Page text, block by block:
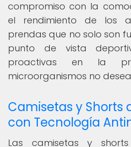
compromiso con la
el rendimiento de los
prendas que no solo son
punto de vista
proactivas en la
microorganismos no
Camisetas y Shorts
con Tecnología
Las camisetas y